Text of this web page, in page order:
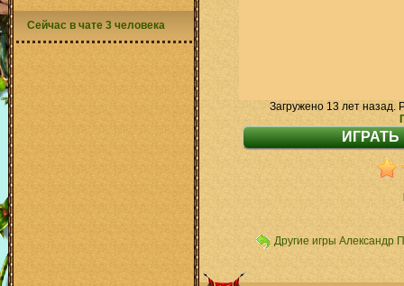
Загружено 13 лет назад.
Другие игры Александр
Сейчас в чате 3 человека